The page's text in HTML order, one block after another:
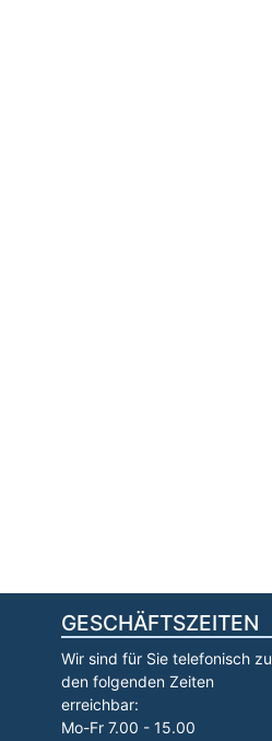
GESCHÄFTSZEITEN
Wir sind für Sie telefonisch zu
den folgenden Zeiten
erreichbar:
Mo-Fr 7.00 - 15.00